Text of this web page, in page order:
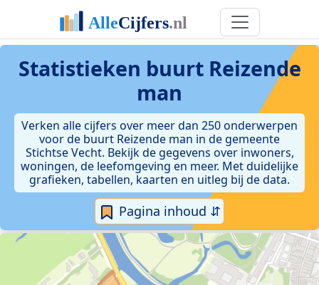
Statistieken buurt Reizende
man
Verken alle cijfers over meer dan 250 onderwerpen
voor de buurt Reizende man in de gemeente
Stichtse Vecht. Bekijk de gegevens over inwoners,
woningen, de leefomgeving en meer. Met duidelijke
grafieken, tabellen, kaarten en uitleg bij de data.
Pagina inhoud ⇵